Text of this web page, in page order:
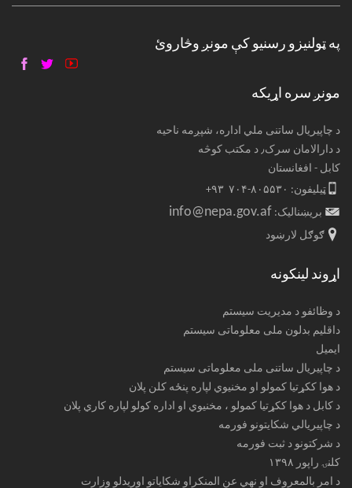
په ټولنیزو رسنیو کې مونږ وڅاروئ
مونږ سره اړیکه
د چاپیریال ساتنی ملي اداره، شپږمه ناحیه
د دارالامان سرک٫ د مکتب کوڅه
کابل - افغانستان
ټیلیفون: ۸۰۵۵۳۰-۷۰۴ ۹۳+
بریښنالیک: info@nepa.gov.af
ګوګل لارښود
اړوند لینکونه
د وظائفو د مدیریت سیستم
داقلیم بدلون ملی معلوماتی سیستم
ایمیل
د چاپیریال ساتنی ملی معلوماتی سیستم
د هوا ککړتیا کمولو او مخنیوي لپاره پنځه کلن پلان
د کابل د هوا ککړتیا کمولو ، مخنیوي او اداره کولو لپاره کاري پلان
د چاپیریالي شکایتونو فورمه
د شرکتونو د ثبت فورمه
کلنۍ راپور ۱۳۹۸
د امر بالمعروف او نهي عن المنکراو شکایاتو اوریدلو وزارت